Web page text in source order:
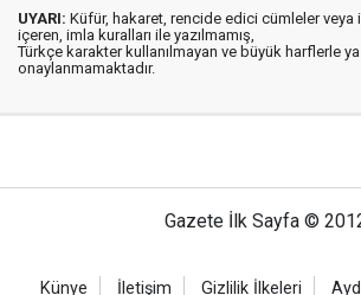
UYARI: Küfür, hakaret, rencide edici cümleler veya
içeren, imla kuralları ile yazılmamış,
Türkçe karakter kullanılmayan ve büyük harflerle
onaylanmamaktadır.
Gazete İlk Sayfa ©
Künye İletişim Gizlilik İlkeleri